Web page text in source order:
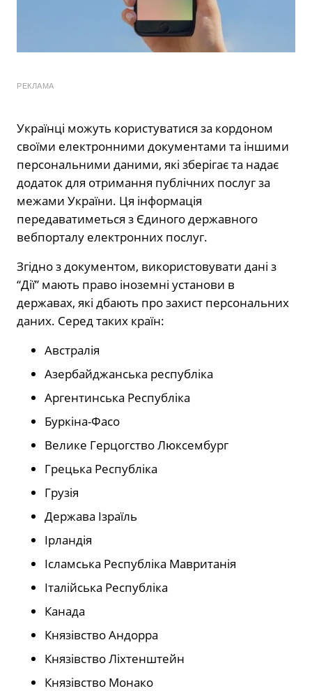
РЕКЛАМА
Українці можуть користуватися за кордоном
своїми електронними документами та іншими
персональними даними, які зберігає та надає
додаток для отримання публічних послуг за
межами України. Ця інформація
передаватиметься з Єдиного державного
вебпорталу електронних послуг.
Згідно з документом, використовувати дані з
“Дії” мають право іноземні установи в
державах, які дбають про захист персональних
даних. Серед таких країн:
Австралія
Азербайджанська республіка
Аргентинська Республіка
Буркіна-Фасо
Велике Герцогство Люксембург
Грецька Республіка
Грузія
Держава Ізраїль
Ірландія
Ісламська Республіка Мавританія
Італійська Республіка
Канада
Князівство Андорра
Князівство Ліхтенштейн
Князівство Монако